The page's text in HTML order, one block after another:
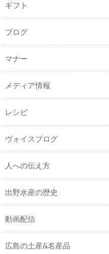
ギフト
ブログ
マナー
メディア情報
レシピ
ヴォイスブログ
人への伝え方
出野水産の歴史
動画配信
広島の土産&名産品